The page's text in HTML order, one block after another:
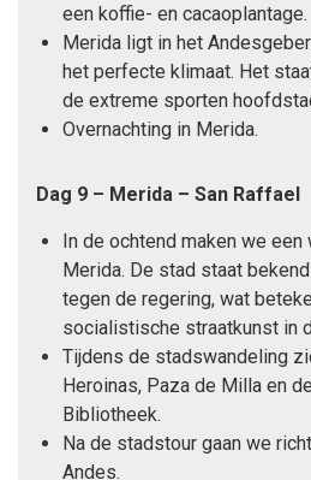
een koffie- en cacaoplantage.
Merida ligt in het
het perfecte klimaat. Het
de extreme sporten
Overnachting in Merida.
Dag 9 – Merida – San Raffael
In de ochtend maken we
Merida. De stad staat
tegen de regering, wat
socialistische straatkunst in
Tijdens de stadswandeling
Heroinas, Paza de Milla en
Bibliotheek.
Na de stadstour gaan we
Andes.